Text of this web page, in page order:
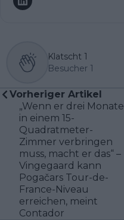
Klatscht 1
Besucher 1
Vorheriger Artikel
„Wenn er drei Monate
in einem 15-
Quadratmeter-
Zimmer verbringen
muss, macht er das“ –
Vingegaard kann
Pogačars Tour-de-
France-Niveau
erreichen, meint
Contador